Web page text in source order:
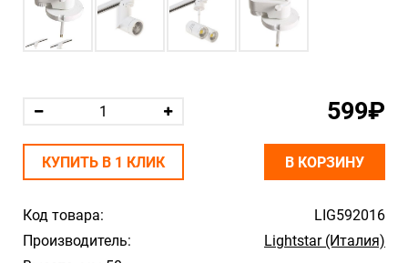
Код товара:
LIG592016
Производитель:
Lightstar (Италия)
599₽
КУПИТЬ В 1 КЛИК В КОРЗИНУ